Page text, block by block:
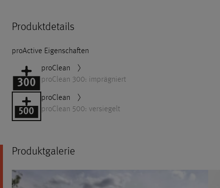
Produktdetails
proActive Eigenschaften
proClean
proClean 300: imprägniert
proClean
proClean 500: versiegelt
Produktgalerie